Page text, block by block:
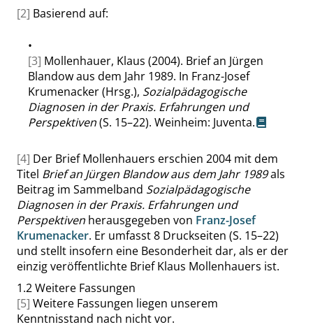
[2] Basierend auf:
•
[3] Mollenhauer, Klaus (2004). Brief an Jürgen
Blandow aus dem Jahr 1989. In Franz-Josef
Krumenacker (Hrsg.), Sozialpädagogische
Diagnosen in der Praxis. Erfahrungen und
Perspektiven(S. 15–22). Weinheim: Juventa.
[4] Der Brief Mollenhauers erschien 2004 mit dem
Titel Brief an Jürgen Blandow aus dem Jahr 1989als
Beitrag im Sammelband Sozialpädagogische
Diagnosen in der Praxis. Erfahrungen und
Perspektiven herausgegeben von Franz-Josef
Krumenacker. Er umfasst 8 Druckseiten (S. 15–22)
und stellt insofern eine Besonderheit dar, als er der
einzig veröffentlichte Brief Klaus Mollenhauers ist.
1.2Weitere Fassungen
[5] Weitere Fassungen liegen unserem
Kenntnisstand nach nicht vor.